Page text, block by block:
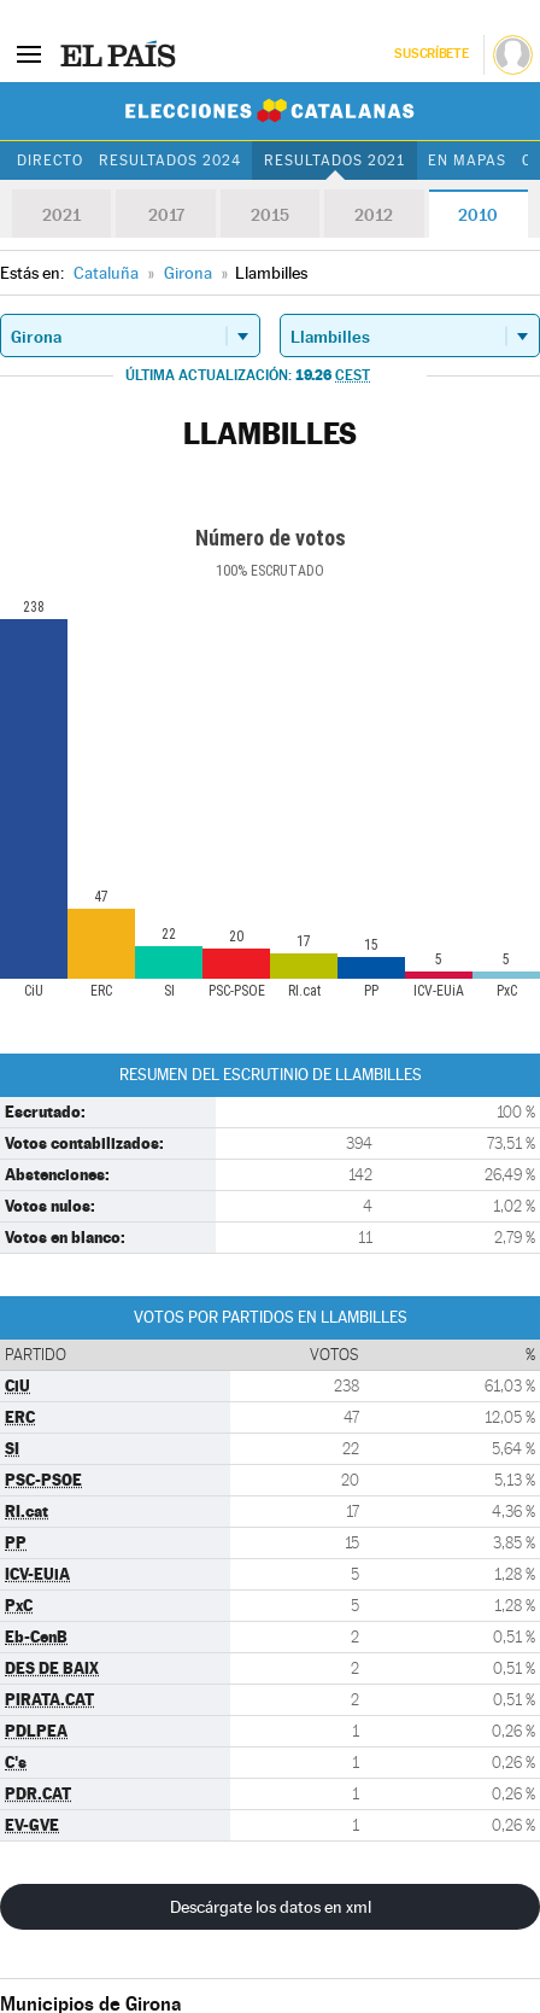
SUSCRÍBETE
DIRECTO RESULTADOS 2024 RESULTADOS 2021 EN MAPAS
2021 2017 2015 2012 2010
Estás en: Cataluña » Girona » Llambilles
ÚLTIMA ACTUALIZACIÓN: 19.26 CEST
LLAMBILLES
Número de votos
100% ESCRUTADO
CiU ERC SI PSC-PSOE RI.cat PP ICV-EUiA PxC
238
47
22 20 17
15
5
5
RESUMEN DEL ESCRUTINIO DE LLAMBILLES
Escrutado: 100 %
Votos contabilizados: 394 73,51 %
Abstenciones: 142 26,49 %
Votos nulos: 4 1,02 %
Votos en blanco: 11 2,79 %
VOTOS POR PARTIDOS EN LLAMBILLES
PARTIDO VOTOS %
CiU 238 61,03 %
ERC 47 12,05 %
SI 22 5,64 %
PSC-PSOE 20 5,13 %
RI.cat 17 4,36 %
PP 15 3,85 %
ICV-EUiA 5 1,28 %
PxC 5 1,28 %
Eb-CenB 2 0,51 %
DES DE BAIX 2 0,51 %
PIRATA.CAT 2 0,51 %
PDLPEA 1 0,26 %
C's 1 0,26 %
PDR.CAT 1 0,26 %
EV-GVE 1 0,26 %
Descárgate los datos en xml
Municipios de Girona